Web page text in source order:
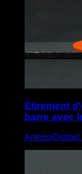
Étirement
barre avec
AnteriorDeltoid